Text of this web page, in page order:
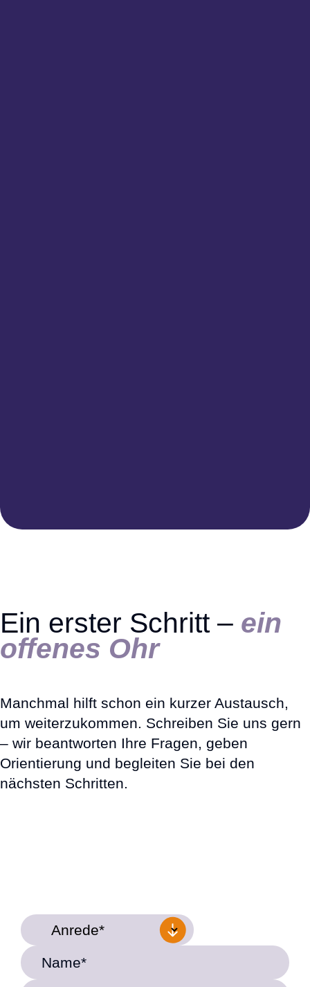
Ein erster Schritt – ein
offenes Ohr
Manchmal hilft schon ein kurzer Austausch,
um weiterzukommen. Schreiben Sie uns gern
– wir beantworten Ihre Fragen, geben
Orientierung und begleiten Sie bei den
nächsten Schritten.
Name*